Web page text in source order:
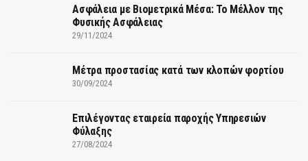
Ασφάλεια με Βιομετρικά Μέσα: Το Μέλλον της
Φυσικής Ασφάλειας
29/11/2024
Μέτρα προστασίας κατά των κλοπών φορτίου
30/09/2024
Επιλέγοντας εταιρεία παροχής Υπηρεσιών
Φύλαξης
27/08/2024